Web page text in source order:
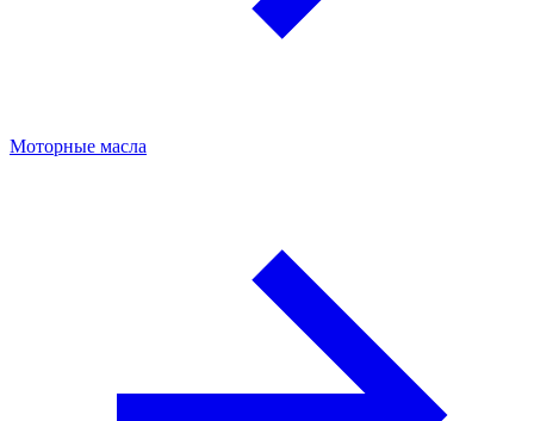
Моторные масла